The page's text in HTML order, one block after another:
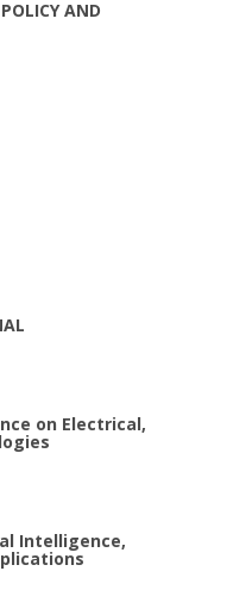
AND
on Electrical,
Intelligence,